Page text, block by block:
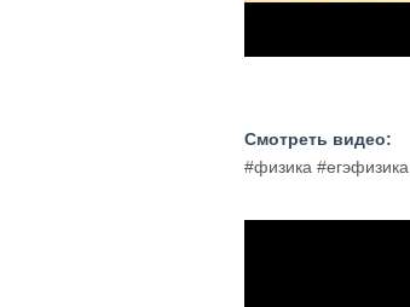
Смотреть видео:
#физика